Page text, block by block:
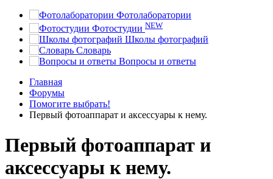
Фотолаборатории
Фотостудии NEW
Школы фотографий
Словарь
Вопросы и ответы
Главная
Форумы
Помогите выбрать!
Первый фотоаппарат и аксессуары к нему.
Первый фотоаппарат и
аксессуары к нему.